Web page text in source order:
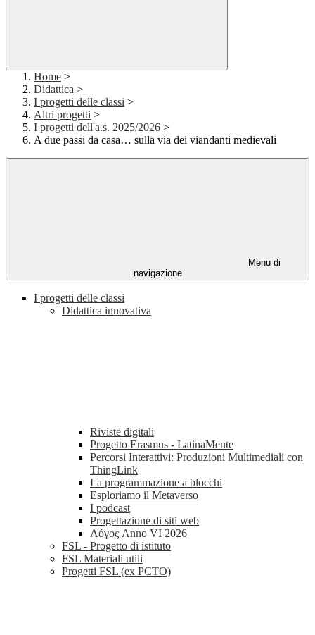
Home >
Didattica >
I progetti delle classi >
Altri progetti >
I progetti dell'a.s. 2025/2026 >
A due passi da casa… sulla via dei viandanti medievali
Menu di
navigazione
I progetti delle classi
Didattica innovativa
Riviste digitali
Progetto Erasmus - LatinaMente
Percorsi Interattivi: Produzioni Multimediali con
ThingLink
La programmazione a blocchi
Esploriamo il Metaverso
I podcast
Progettazione di siti web
Λóγος Anno VI 2026
FSL - Progetto di istituto
FSL Materiali utili
Progetti FSL (ex PCTO)